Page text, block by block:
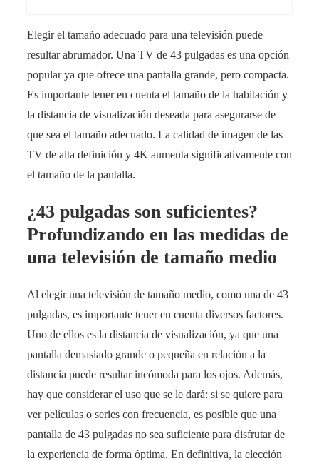
Elegir el tamaño adecuado para una televisión puede
resultar abrumador. Una TV de 43 pulgadas es una opción
popular ya que ofrece una pantalla grande, pero compacta.
Es importante tener en cuenta el tamaño de la habitación y
la distancia de visualización deseada para asegurarse de
que sea el tamaño adecuado. La calidad de imagen de las
TV de alta definición y 4K aumenta significativamente con
el tamaño de la pantalla.
¿43 pulgadas son suficientes?
Profundizando en las medidas de
una televisión de tamaño medio
Al elegir una televisión de tamaño medio, como una de 43
pulgadas, es importante tener en cuenta diversos factores.
Uno de ellos es la distancia de visualización, ya que una
pantalla demasiado grande o pequeña en relación a la
distancia puede resultar incómoda para los ojos. Además,
hay que considerar el uso que se le dará: si se quiere para
ver películas o series con frecuencia, es posible que una
pantalla de 43 pulgadas no sea suficiente para disfrutar de
la experiencia de forma óptima. En definitiva, la elección